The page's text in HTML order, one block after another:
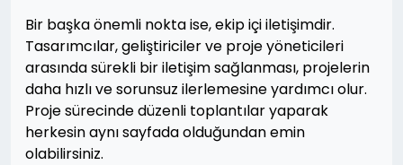
Bir başka önemli nokta ise, ekip içi iletişimdir.
Tasarımcılar, geliştiriciler ve proje yöneticileri
arasında sürekli bir iletişim sağlanması, projelerin
daha hızlı ve sorunsuz ilerlemesine yardımcı olur.
Proje sürecinde düzenli toplantılar yaparak
herkesin aynı sayfada olduğundan emin
olabilirsiniz.